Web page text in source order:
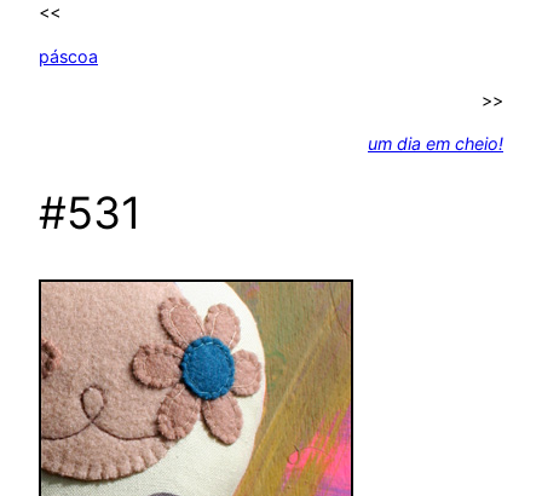
<<
páscoa
>>
um dia em cheio!
#531